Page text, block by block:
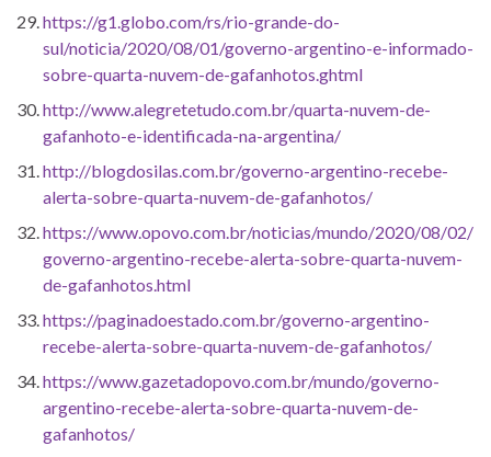
https://g1.globo.com/rs/rio-grande-do-
sul/noticia/2020/08/01/governo-argentino-e-informado-
sobre-quarta-nuvem-de-gafanhotos.ghtml
http://www.alegretetudo.com.br/quarta-nuvem-de-
gafanhoto-e-identificada-na-argentina/
http://blogdosilas.com.br/governo-argentino-recebe-
alerta-sobre-quarta-nuvem-de-gafanhotos/
https://www.opovo.com.br/noticias/mundo/2020/08/02/
governo-argentino-recebe-alerta-sobre-quarta-nuvem-
de-gafanhotos.html
https://paginadoestado.com.br/governo-argentino-
recebe-alerta-sobre-quarta-nuvem-de-gafanhotos/
https://www.gazetadopovo.com.br/mundo/governo-
argentino-recebe-alerta-sobre-quarta-nuvem-de-
gafanhotos/